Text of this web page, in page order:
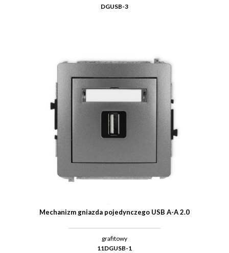
DGUSB-3
Mechanizm gniazda pojedynczego USB A-A 2.0
grafitowy
11DGUSB-1